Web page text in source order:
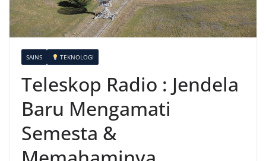
SAINS TEKNOLOGI
Teleskop Radio : Jendela
Baru Mengamati
Semesta &